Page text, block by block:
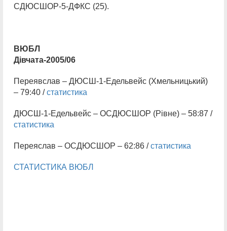
СДЮСШОР-5-ДФКС (25).
ВЮБЛ
Дівчата-2005/06
Переявслав – ДЮСШ-1-Едельвейс (Хмельницький)
– 79:40 /статистика
ДЮСШ-1-Едельвейс – ОСДЮСШОР (Рівне) – 58:87 /
статистика
Переяслав – ОСДЮСШОР – 62:86 /статистика
СТАТИСТИКА ВЮБЛ